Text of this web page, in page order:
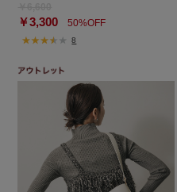
￥3,300 50%OFF
8